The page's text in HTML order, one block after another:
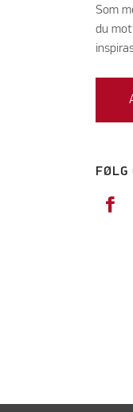
Som
du
FØLG